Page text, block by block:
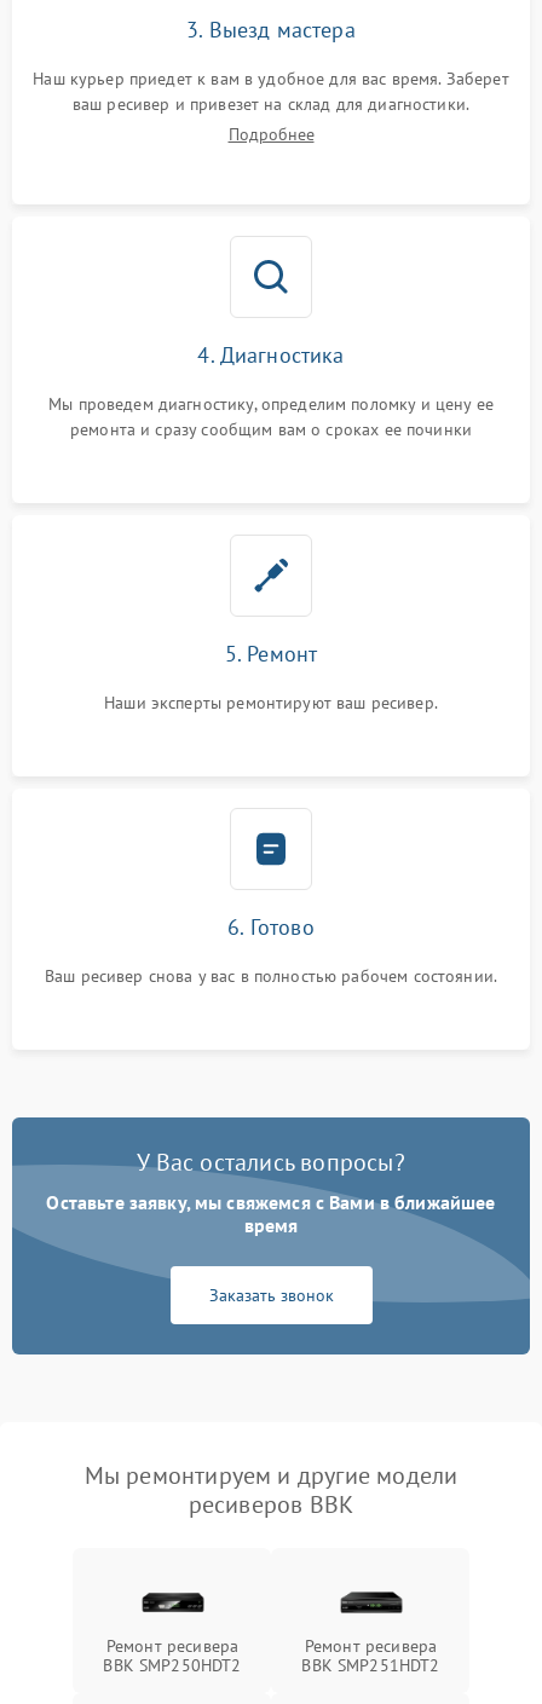
3. Выезд мастера
Наш курьер приедет к вам в удобное для вас время. Заберет
ваш ресивер и привезет на склад для диагностики.
Подробнее
4. Диагностика
Мы проведем диагностику, определим поломку и цену ее
ремонта и сразу сообщим вам о сроках ее починки
5. Ремонт
Наши эксперты ремонтируют ваш ресивер.
6. Готово
Ваш ресивер снова у вас в полностью рабочем состоянии.
У Вас остались вопросы?
Оставьте заявку, мы свяжемся с Вами в ближайшее
время
Заказать звонок
Мы ремонтируем и другие модели
ресиверов BBK
Ремонт ресивера
BBK SMP250HDT2
Ремонт ресивера
BBK SMP251HDT2